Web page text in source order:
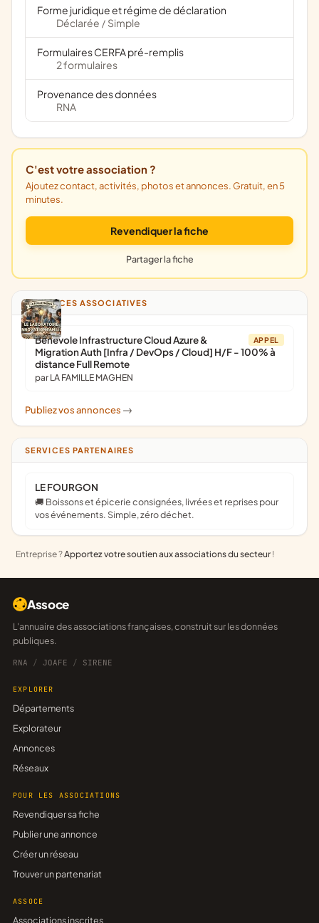
Forme juridique et régime de déclaration
Déclarée / Simple
Formulaires CERFA pré-remplis
2 formulaires
Provenance des données
RNA
C'est votre association ?
Ajoutez contact, activités, photos et annonces. Gratuit, en 5
minutes.
Revendiquer la fiche
Partager la fiche
ANNONCES ASSOCIATIVES
APPEL
Bénévole Infrastructure Cloud Azure &
Migration Auth [Infra / DevOps / Cloud] H/F - 100% à
distance Full Remote
par LA FAMILLE MAGHEN
Publiez vos annonces ->
SERVICES PARTENAIRES
LE FOURGON
🚚 Boissons et épicerie consignées, livrées et reprises pour
vos événements. Simple, zéro déchet.
Entreprise ?Apportez votre soutien aux associations du secteur !
Assoce
L'annuaire des associations françaises, construit sur les données
publiques.
RNA / JOAFE / SIRENE
EXPLORER
Départements
Explorateur
Annonces
Réseaux
POUR LES ASSOCIATIONS
Revendiquer sa fiche
Publier une annonce
Créer un réseau
Trouver un partenariat
ASSOCE
Associations inscrites